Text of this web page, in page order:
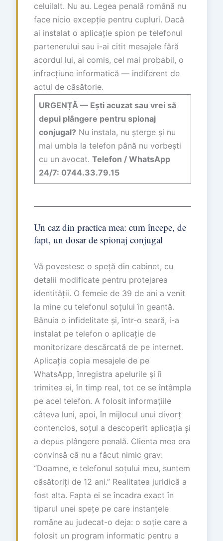
celuilalt. Nu au. Legea penală română nu
face nicio excepție pentru cupluri. Dacă
ai instalat o aplicație spion pe telefonul
partenerului sau i-ai citit mesajele fără
acordul lui, ai comis, cel mai probabil, o
infracțiune informatică — indiferent de
actul de căsătorie.
URGENȚĂ — Ești acuzat sau vrei să
depui plângere pentru spionaj
conjugal? Nu instala, nu șterge și nu
mai umbla la telefon până nu vorbești
cu un avocat. Telefon / WhatsApp
24/7: 0744.33.79.15
Un caz din practica mea: cum începe, de
fapt, un dosar de spionaj conjugal
Vă povestesc o speță din cabinet, cu
detalii modificate pentru protejarea
identității. O femeie de 39 de ani a venit
la mine cu telefonul soțului în geantă.
Bănuia o infidelitate și, într-o seară, i-a
instalat pe telefon o aplicație de
monitorizare descărcată de pe internet.
Aplicația copia mesajele de pe
WhatsApp, înregistra apelurile și îi
trimitea ei, în timp real, tot ce se întâmpla
pe acel telefon. A folosit informațiile
câteva luni, apoi, în mijlocul unui divorț
contencios, soțul a descoperit aplicația și
a depus plângere penală. Clienta mea era
convinsă că nu a făcut nimic grav:
“Doamne, e telefonul soțului meu, suntem
căsătoriți de 12 ani.” Realitatea juridică a
fost alta. Fapta ei se încadra exact în
tiparul unei spețe pe care instanțele
române au judecat-o deja: o soție care a
folosit un program informatic pentru a